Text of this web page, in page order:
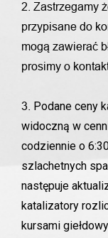
2. Zastrzegamy
przypisane do
mogą zawierać
prosimy o
3. Podane ceny
widoczną w
codziennie o
szlachetnych
następuje
katalizatory
kursami